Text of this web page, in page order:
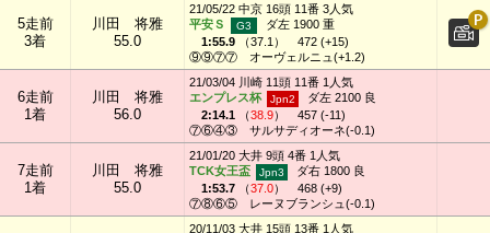
5走前
3着
川田 将雅
55.0
21/05/22 中京 16頭 11番 3人気
平安Ｓ
ダ左 1900 重
1:55.9 （37.1 ）
472 (+15)
⑨⑨⑦⑦
オーヴェルニュ(+1.2)
6走前
1着
川田 将雅
56.0
21/03/04 川崎 11頭 11番 1人気
エンプレス杯
ダ左 2100 良
2:14.1 （38.9）
457 (-11)
⑦⑥④③
サルサディオーネ(-0.1)
7走前
1着
川田 将雅
55.0
21/01/20 大井 9頭 4番 1人気
TCK女王盃
ダ右 1800 良
1:53.7 （37.0）
468 (+9)
⑦⑧⑥⑤
レーヌブランシュ(-0.1)
20/11/03 大井 15頭 13番 1人気